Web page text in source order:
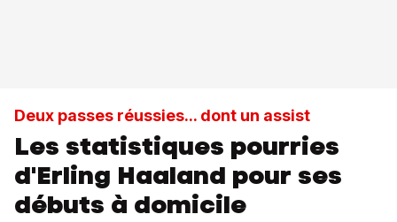
Deux passes réussies... dont un assist
Les statistiques pourries
d'Erling Haaland pour ses
débuts à domicile